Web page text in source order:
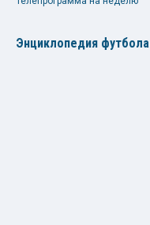
Энциклопедия футбола